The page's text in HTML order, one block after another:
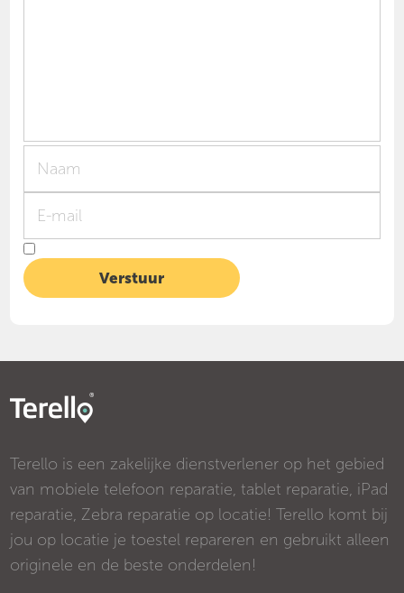
Terello is een zakelijke dienstverlener op het gebied
van mobiele telefoon reparatie, tablet reparatie, iPad
reparatie, Zebra reparatie op locatie! Terello komt bij
jou op locatie je toestel repareren en gebruikt alleen
originele en de beste onderdelen!